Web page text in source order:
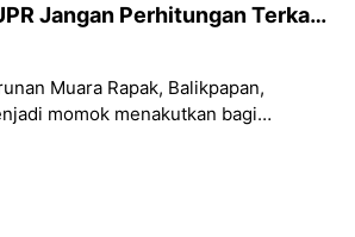
Jangan Perhitungan Terkait
Muara Rapak, Balikpapan,
momok menakutkan bagi